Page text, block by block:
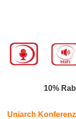
10%
Uniarch